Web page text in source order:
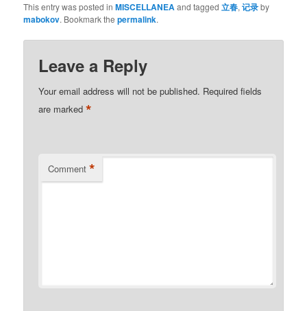
This entry was posted inMISCELLANEAand tagged立春,记录by
mabokov. Bookmark thepermalink.
Leave a Reply
Your email address will not be published. Required fields
are marked*
Comment *